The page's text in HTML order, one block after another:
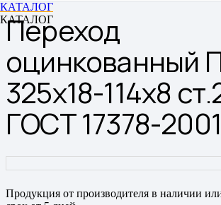
КАТАЛОГ
КАТАЛОГ
Переход
оцинкованный
325х18-114х8
ГОСТ 17378-2001
Продукция от производителя в наличии